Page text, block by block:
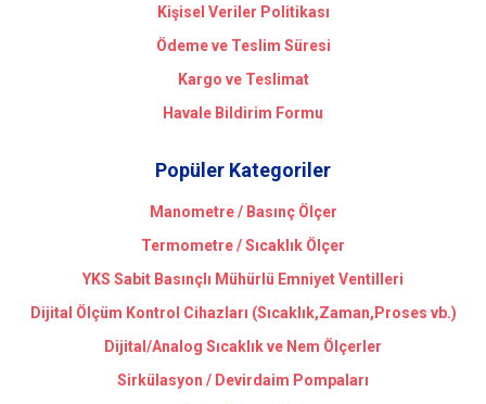
Kişisel Veriler Politikası
Ödeme ve Teslim Süresi
Kargo ve Teslimat
Havale Bildirim Formu
Popüler Kategoriler
Manometre / Basınç Ölçer
Termometre / Sıcaklık Ölçer
YKS Sabit Basınçlı Mühürlü Emniyet Ventilleri
Dijital Ölçüm Kontrol Cihazları (Sıcaklık,Zaman,Proses vb.)
Dijital/Analog Sıcaklık ve Nem Ölçerler
Sirkülasyon / Devirdaim Pompaları